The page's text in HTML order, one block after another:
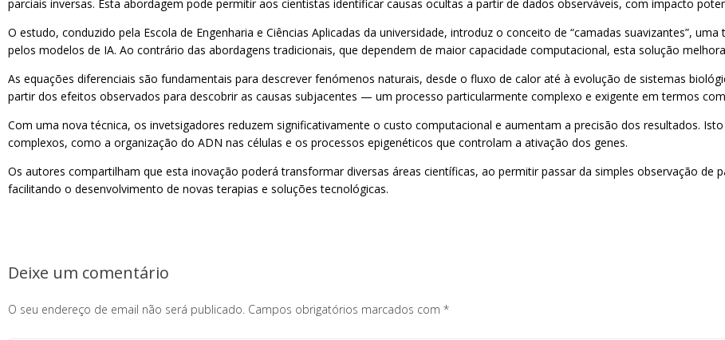
parciais inversas. Esta abordagem pode permitir aos cientistas identificar causas ocultas a partir de dados observáveis, com impacto
O estudo, conduzido pela Escola de Engenharia e Ciências Aplicadas da universidade, introduz o conceito de “camadas suavizantes”,
​​pelos modelos de IA. Ao contrário das abordagens tradicionais, que dependem de maior capacidade computacional, esta solução
As equações diferenciais são fundamentais para descrever fenómenos naturais, desde o fluxo de calor até à evolução de sistemas
partir dos efeitos observados para descobrir as causas subjacentes — um processo particularmente complexo e exigente em termos
Com uma nova técnica, os invetsigadores reduzem significativamente o custo computacional e aumentam a precisão dos resultados.
complexos, como a organização do ADN nas células e os processos epigenéticos que controlam a ativação dos genes.
Os autores compartilham que esta inovação poderá transformar diversas áreas científicas, ao permitir passar da simples observação de
facilitando o desenvolvimento de novas terapias e soluções tecnológicas.
Deixe um comentário
O seu endereço de email não será publicado. Campos obrigatórios marcados com *